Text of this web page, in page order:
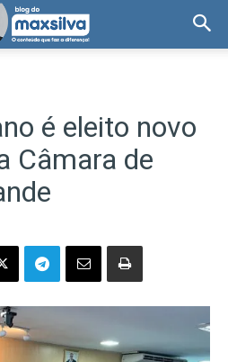
é eleito novo
Câmara de